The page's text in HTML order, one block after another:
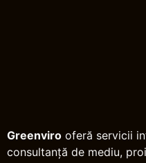
Greenviro oferă servicii
consultanță de mediu,